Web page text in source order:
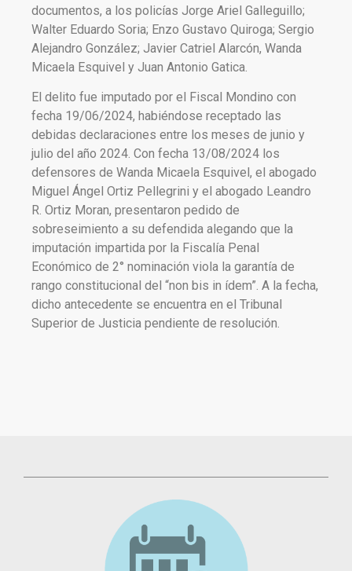
documentos, a los policías Jorge Ariel Galleguillo;
Walter Eduardo Soria; Enzo Gustavo Quiroga; Sergio
Alejandro González; Javier Catriel Alarcón, Wanda
Micaela Esquivel y Juan Antonio Gatica.
El delito fue imputado por el Fiscal Mondino con
fecha 19/06/2024, habiéndose receptado las
debidas declaraciones entre los meses de junio y
julio del año 2024. Con fecha 13/08/2024 los
defensores de Wanda Micaela Esquivel, el abogado
Miguel Ángel Ortiz Pellegrini y el abogado Leandro
R. Ortiz Moran, presentaron pedido de
sobreseimiento a su defendida alegando que la
imputación impartida por la Fiscalía Penal
Económico de 2° nominación viola la garantía de
rango constitucional del “non bis in ídem”. A la fecha,
dicho antecedente se encuentra en el Tribunal
Superior de Justicia pendiente de resolución.